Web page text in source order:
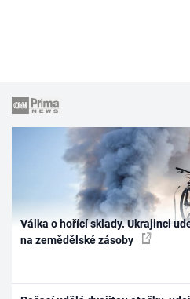
Válka o hořící sklady. Ukrajinci
na zemědělské zásoby